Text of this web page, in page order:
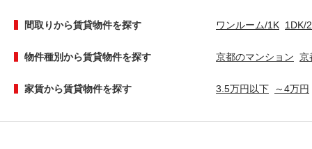
間取りから賃貸物件を探す ワンルーム/1K 1DK/
物件種別から賃貸物件を探す 京都のマンション 京
家賃から賃貸物件を探す 3.5万円以下 ～4万円